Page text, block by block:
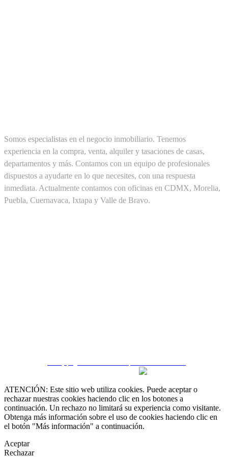
Somos especialistas en el negocio inmobiliario. Tenemos
experiencia en la compra, venta, alquiler y tasaciones de casas,
departamentos y más. Contamos con un equipo de profesionales
dispuestos a ayudarte en lo que necesites, con una respuesta
inmediata. Actualmente contamos con oficinas en CDMX, Morelia,
Puebla, Cuernavaca, Ixtapa y Valle de Bravo.
ATENCIÓN: Este sitio web utiliza cookies. Puede aceptar o
rechazar nuestras cookies haciendo clic en los botones a
continuación. Un rechazo no limitará su experiencia como visitante.
Obtenga más información sobre el uso de cookies haciendo clic en
el botón "Más información" a continuación.
Aceptar
Rechazar